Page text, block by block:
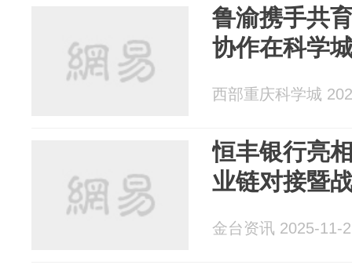
鲁渝携手共
协作在科学
西部重庆科学城
恒丰银行亮
业链对接暨
金台资讯 2025-11-